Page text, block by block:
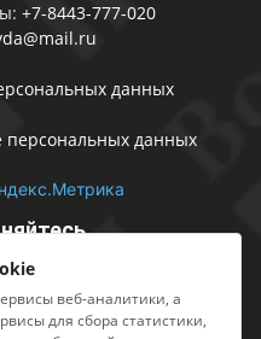
+7-8443-777-020
данных
персональных данных
веб-аналитики, а
для сбора статистики,